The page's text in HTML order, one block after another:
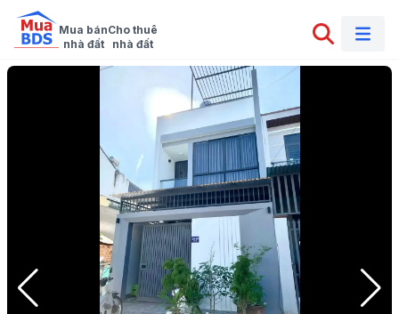
Mua bán
nhà đất
Cho thuê
nhà đất